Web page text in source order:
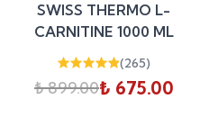
indirim
SWISS THERMO L-
CARNITINE 1000 ML
(265)
₺ 899.00₺ 675.00